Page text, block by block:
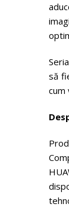
să
cum